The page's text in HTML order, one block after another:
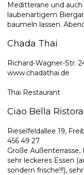
Meditterane und
laubenartigem
baumeln lassen.
Chada Thai
Richard-Wagner-Str.
www.chadathai.de
Thai Restaurant
Ciao Bella
Rieselfeldallee 19,
456 49 27
Große
sehr leckeres Essen
sondern frische!!!),